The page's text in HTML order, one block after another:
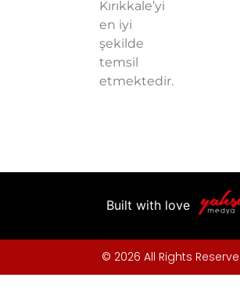
Kırıkkale’yi
en iyi
şekilde
temsil
etmektedir.
Built with love
© 2026 All Rights